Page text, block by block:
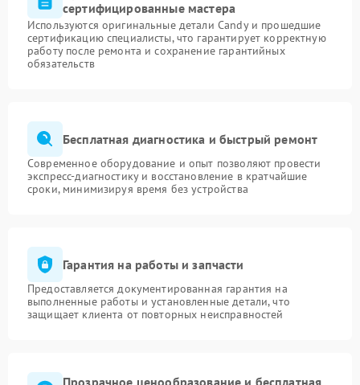
сертифицированные мастера
Используются оригинальные детали Candy и прошедшие
сертификацию специалисты, что гарантирует корректную
работу после ремонта и сохранение гарантийных
обязательств
Бесплатная диагностика и быстрый ремонт
Современное оборудование и опыт позволяют провести
экспресс-диагностику и восстановление в кратчайшие
сроки, минимизируя время без устройства
Гарантия на работы и запчасти
Предоставляется документированная гарантия на
выполненные работы и установленные детали, что
защищает клиента от повторных неисправностей
Прозрачное ценообразование и бесплатная